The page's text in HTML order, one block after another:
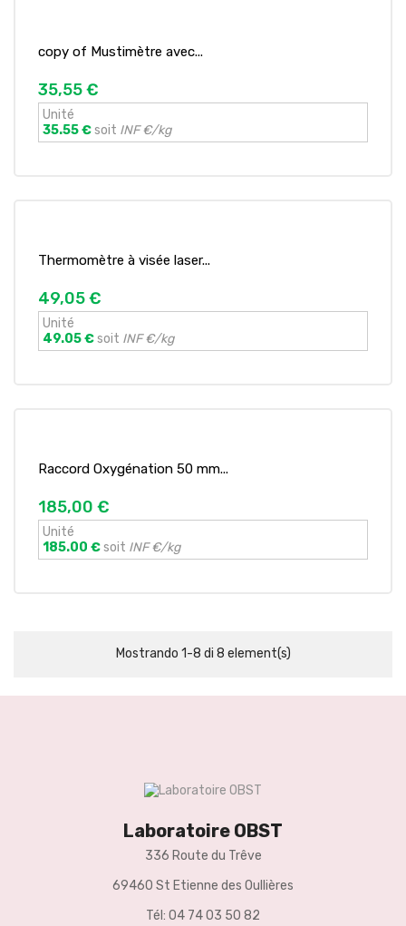
copy of Mustimètre avec...
35,55 €
Unité
35.55 €soit INF €/kg
Thermomètre à visée laser...
49,05 €
Unité
49.05 €soit INF €/kg
Raccord Oxygénation 50 mm...
185,00 €
Unité
185.00 €soit INF €/kg
Mostrando 1-8 di 8 element(s)
Laboratoire OBST
336 Route du Trêve
69460 St Etienne des Oullières
Tél: 04 74 03 50 82